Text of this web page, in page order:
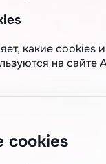
какие cookies
на сайте
cookies